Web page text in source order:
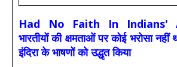
Had No Faith In Indians'
भारतीयों की क्षमताओं पर कोई भरोसा
इंदिरा के भाषणों को उद्धृत किया